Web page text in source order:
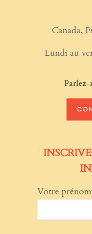
Canada,
Lundi au
Parlez-
Votre prénom